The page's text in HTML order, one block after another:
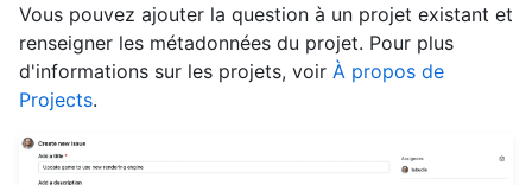
Vous pouvez ajouter la question à un projet existant et
renseigner les métadonnées du projet. Pour plus
d'informations sur les projets, voir À propos de
Projects.